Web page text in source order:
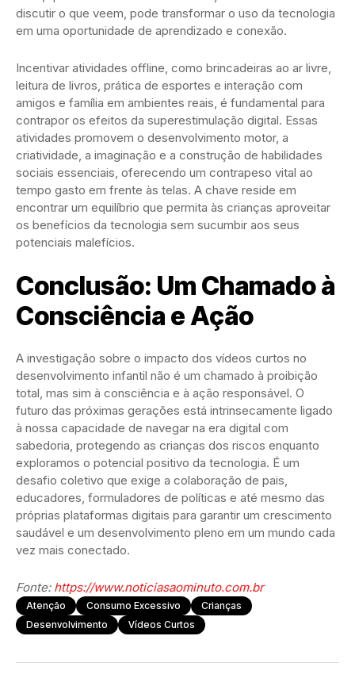
discutir o que veem, pode transformar o uso da tecnologia
em uma oportunidade de aprendizado e conexão.
Incentivar atividades offline, como brincadeiras ao ar livre,
leitura de livros, prática de esportes e interação com
amigos e família em ambientes reais, é fundamental para
contrapor os efeitos da superestimulação digital. Essas
atividades promovem o desenvolvimento motor, a
criatividade, a imaginação e a construção de habilidades
sociais essenciais, oferecendo um contrapeso vital ao
tempo gasto em frente às telas. A chave reside em
encontrar um equilíbrio que permita às crianças aproveitar
os benefícios da tecnologia sem sucumbir aos seus
potenciais malefícios.
Conclusão: Um Chamado à
Consciência e Ação
A investigação sobre o impacto dos vídeos curtos no
desenvolvimento infantil não é um chamado à proibição
total, mas sim à consciência e à ação responsável. O
futuro das próximas gerações está intrinsecamente ligado
à nossa capacidade de navegar na era digital com
sabedoria, protegendo as crianças dos riscos enquanto
exploramos o potencial positivo da tecnologia. É um
desafio coletivo que exige a colaboração de pais,
educadores, formuladores de políticas e até mesmo das
próprias plataformas digitais para garantir um crescimento
saudável e um desenvolvimento pleno em um mundo cada
vez mais conectado.
Fonte: https://www.noticiasaominuto.com.br
Atenção Consumo Excessivo
Crianças
Desenvolvimento
Vídeos Curtos